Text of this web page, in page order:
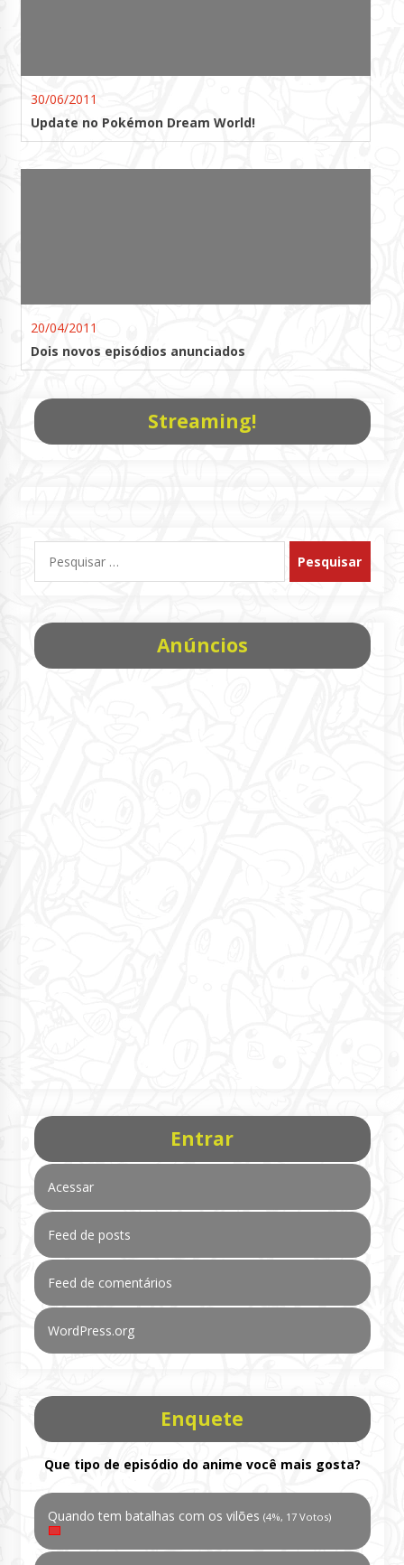
30/06/2011
Update no Pokémon Dream World!
20/04/2011
Dois novos episódios anunciados
Streaming!
por:
Anúncios
Entrar
Acessar
Feed de posts
Feed de comentários
WordPress.org
Enquete
Que tipo de episódio do anime você mais gosta?
Quando tem batalhas com os vilões (4%, 17 Votos)